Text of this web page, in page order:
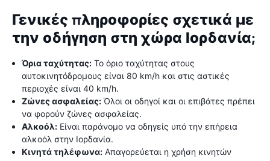
Γενικές πληροφορίες σχετικά με
την οδήγηση στη χώρα Ιορδανία;
Όρια ταχύτητας: Το όριο ταχύτητας στους
αυτοκινητόδρομους είναι 80 km/h και στις αστικές
περιοχές είναι 40 km/h.
Ζώνες ασφαλείας: Όλοι οι οδηγοί και οι επιβάτες πρέπει
να φορούν ζώνες ασφαλείας.
Αλκοόλ: Είναι παράνομο να οδηγείς υπό την επήρεια
αλκοόλ στην Ιορδανία.
Κινητά τηλέφωνα: Απαγορεύεται η χρήση κινητών